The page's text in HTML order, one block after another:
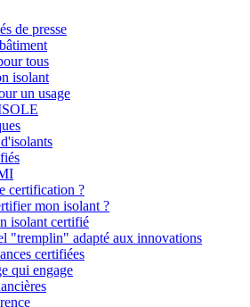
de presse
tous
isolant
un usage
certification ?
mon isolant ?
isolant certifié
"tremplin" adapté aux innovations
certifiées
qui engage